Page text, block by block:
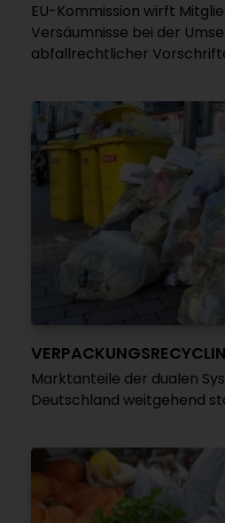
EU-Kommission wirft
Versäumnisse bei der
abfallrechtlicher
Marktanteile der dualen
Deutschland weitgehend